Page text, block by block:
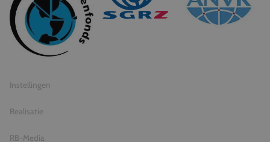
© 2026 Travel Inventive
Algemene voorwaarden
Privacy statement
Instellingen
Realisatie
RB-Media